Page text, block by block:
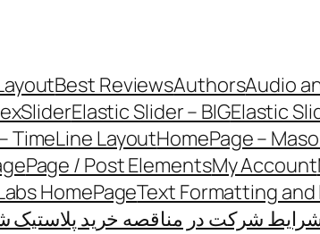
Audio
Authors
Best Reviews
Elastic
Elastic Slider – BIG
HomePage –
TimeLine Layout
My Account
Page / Post Elements
Text Formatting and
HomePage
شرکت در مناقصه خرید پلاستیک